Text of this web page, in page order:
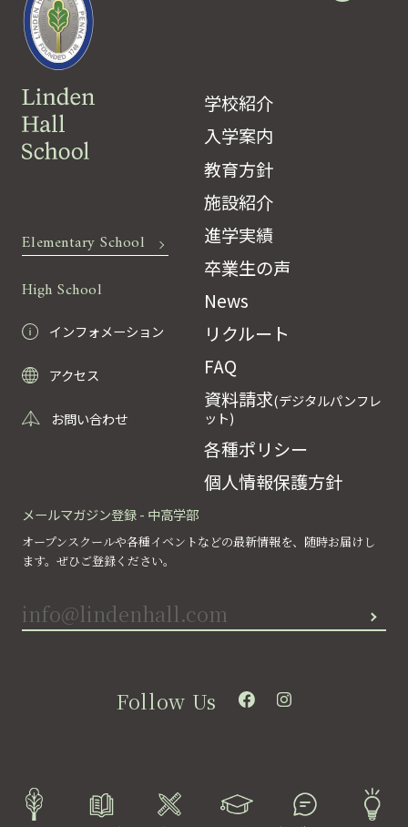
Elementary School
High School
学校紹介
入学案内
教育方針
施設紹介
進学実績
卒業生の声
News
リクルート
FAQ
資料請求(デジタルパンフレ
ット)
各種ポリシー
個人情報保護方針
インフォメーション
アクセス
お問い合わせ
メールマガジン登録 - 中高学部
オープンスクールや各種イベントなどの最新情報を、随時お届けし
ます。ぜひご登録ください。
Follow Us
©lindenhall school All rights reserved.